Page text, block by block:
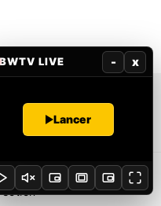
Google Play
Mentions légales
BWTV LIVE - x
Lancer